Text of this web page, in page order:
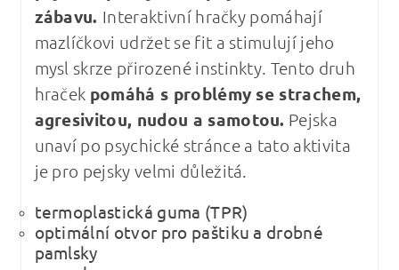
zábavu. Interaktivní hračky pomáhají
mazlíčkovi udržet se fit a stimulují jeho
mysl skrze přirozené instinkty. Tento druh
hraček pomáhá s problémy se strachem,
agresivitou, nudou a samotou. Pejska
unaví po psychické stránce a tato aktivita
je pro pejsky velmi důležitá.
termoplastická guma (TPR)
optimální otvor pro paštiku a drobné
pamlsky